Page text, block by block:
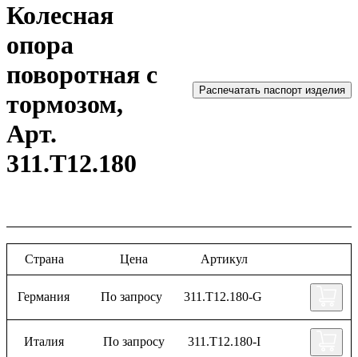
Колесная
опора
поворотная с
тормозом,
Арт.
311.T12.180
Распечатать паспорт изделия
Страна Цена Артикул
Германия По запросу 311.T12.180-G
Италия По запросу 311.T12.180-I